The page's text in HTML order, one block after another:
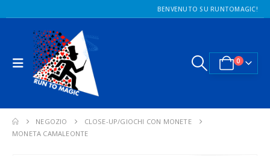
BENVENUTO SU RUNTOMAGIC!
0
NEGOZIO
CLOSE-UP/GIOCHI CON MONETE
MONETA CAMALEONTE